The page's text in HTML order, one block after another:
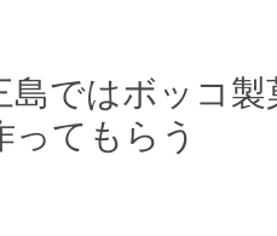
島ではボッコ
ってもらう